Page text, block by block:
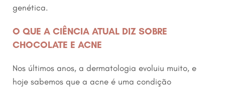
genética.
O QUE A CIÊNCIA ATUAL DIZ SOBRE
CHOCOLATE E ACNE
Nos últimos anos, a dermatologia evoluiu muito, e
hoje sabemos que a acne é uma condição